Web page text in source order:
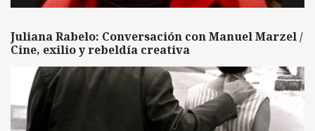
Juliana Rabelo: Conversación con Manuel Marzel /
Cine, exilio y rebeldía creativa